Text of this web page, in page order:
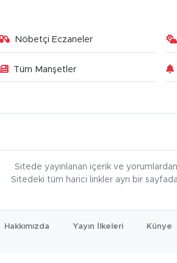
Nöbetçi Eczaneler
Tüm Manşetler
Sitede yayınlanan içerik ve
Sitedeki tüm harici linkler ayrı bir
Hakkımızda Yayın İlkeleri Künye